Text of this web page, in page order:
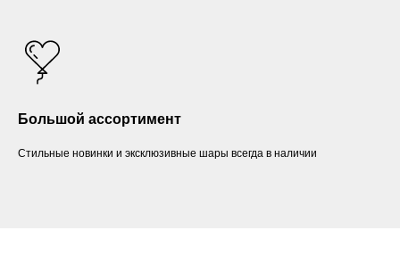
Большой ассортимент
Стильные новинки и эксклюзивные шары всегда в наличии